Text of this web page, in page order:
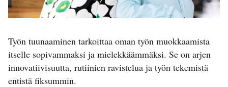
Työn tuunaaminen tarkoittaa oman työn muokkaamista
itselle sopivammaksi ja mielekkäämmäksi. Se on arjen
innovatiivisuutta, rutiinien ravistelua ja työn tekemistä
entistä fiksummin.